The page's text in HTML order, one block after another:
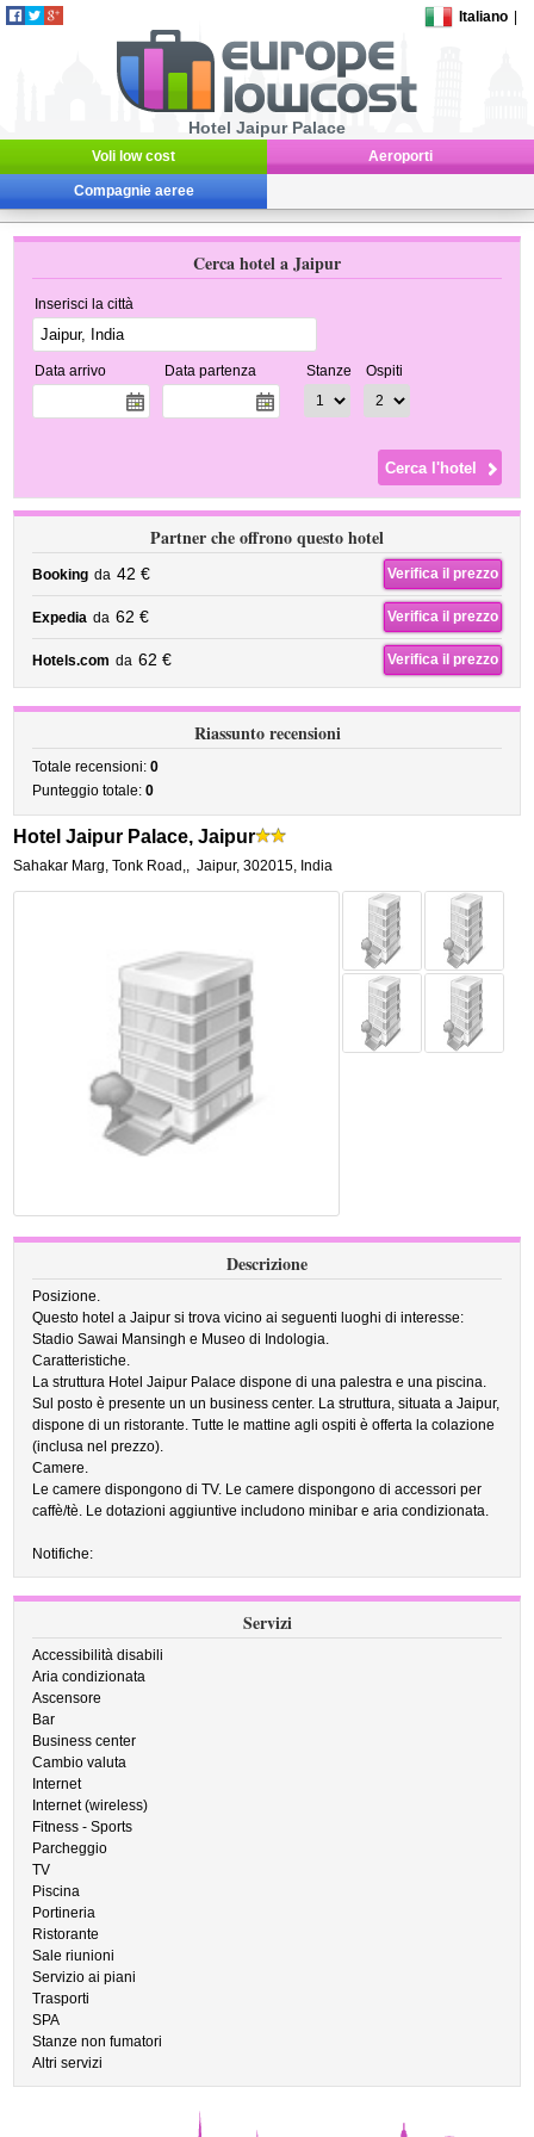
Italiano
Hotel Jaipur Palace
Voli low cost Aeroporti
Compagnie aeree
Cerca hotel a Jaipur
Inserisci la città
Data arrivo Data partenza Stanze Ospiti
Partner che offrono questo hotel
Booking da 42 € Verifica il prezzo
Expedia da 62 € Verifica il prezzo
Hotels.com da 62 € Verifica il prezzo
Riassunto recensioni
Totale recensioni:0
Punteggio totale:0
Hotel Jaipur Palace, Jaipur
Sahakar Marg, Tonk Road,, Jaipur,302015, India
Descrizione
Posizione.
Questo hotel a Jaipur si trova vicino ai seguenti luoghi di interesse:
Stadio Sawai Mansingh e Museo di Indologia.
Caratteristiche.
La struttura Hotel Jaipur Palace dispone di una palestra e una piscina.
Sul posto è presente un un business center. La struttura, situata a Jaipur,
dispone di un ristorante. Tutte le mattine agli ospiti è offerta la colazione
(inclusa nel prezzo).
Camere.
Le camere dispongono di TV. Le camere dispongono di accessori per
caffè/tè. Le dotazioni aggiuntive includono minibar e aria condizionata.
Notifiche:
Servizi
Accessibilità disabili
Aria condizionata
Ascensore
Bar
Business center
Cambio valuta
Internet
Internet (wireless)
Fitness - Sports
Parcheggio
TV
Piscina
Portineria
Ristorante
Sale riunioni
Servizio ai piani
Trasporti
SPA
Stanze non fumatori
Altri servizi